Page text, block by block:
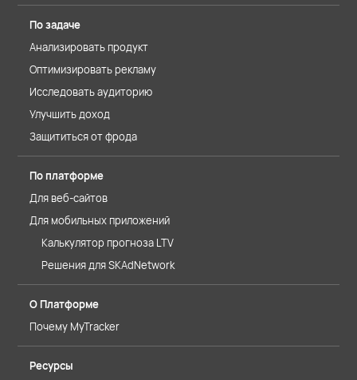
По задаче
Анализировать продукт
Оптимизировать рекламу
Исследовать аудиторию
Улучшить доход
Защититься от фрода
По платформе
Для веб-сайтов
Для мобильных приложений
Калькулятор прогноза LTV
Решения для SKAdNetwork
О Платформе
Почему MyTracker
Ресурсы